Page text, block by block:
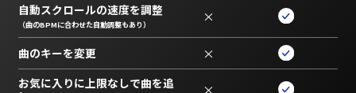
自動スクロールの速度を調整
（曲のBPMに合わせた自動調整もあり） ×
曲のキーを変更 ×
お気に入りに上限なしで曲を追
×